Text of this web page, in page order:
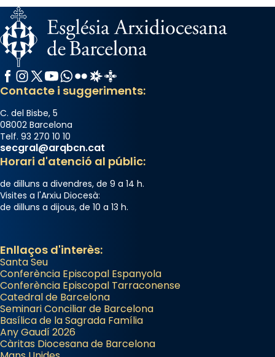
Facebook
Instagram
X / Twitter
YouTube
WhatsApp
FlickrRadio Estel
Catalunya Cristiana
Contacte i suggeriments:
C. del Bisbe, 5
08002 Barcelona
Telf. 93 270 10 10
secgral@arqbcn.cat
Horari d'atenció al públic:
de dilluns a divendres, de 9 a 14 h.
Visites a l'Arxiu Diocesà:
de dilluns a dijous, de 10 a 13 h.
Enllaços d'interès:
Santa Seu
Conferència Episcopal Espanyola
Conferència Episcopal Tarraconense
Catedral de Barcelona
Seminari Conciliar de Barcelona
Basílica de la Sagrada Família
Any Gaudí 2026
Càritas Diocesana de Barcelona